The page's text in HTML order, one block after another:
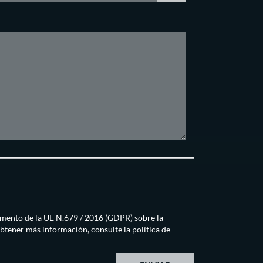
de la UE N.679 / 2016 (GDPR) sobre la
más información, consulte la política de